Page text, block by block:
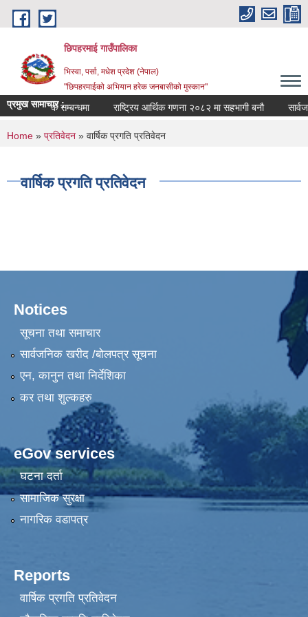
Skip to main content
छिपहरमाई गाउँपालिका
भिस्वा, पर्सा, मधेश प्रदेश (नेपाल)
"छिपहरमाईको अभियान हरेक जनबासीको मुस्कान"
प्रमुख सामाचार :
गाउँ सभा बैठक सम्बन्धमा राष्ट्रिय आर्थिक गणना २०८२ मा सहभागी बनौ
You are here
Home » प्रतिवेदन » वार्षिक प्रगति प्रतिवेदन
वार्षिक प्रगति प्रतिवेदन
Notices
सूचना तथा समाचार
सार्वजनिक खरीद /बोलपत्र सूचना
एन, कानुन तथा निर्देशिका
कर तथा शुल्कहरु
eGov services
घटना दर्ता
सामाजिक सुरक्षा
नागरिक वडापत्र
Reports
वार्षिक प्रगति प्रतिवेदन